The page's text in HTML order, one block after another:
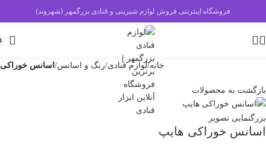
فروشگاه اینترنتی فروش لوازم شیرینی و قنادی بزرگمهر (شهروند)
خانه لوازم قنادی رنگ و اسانس اسانس خوراکی
بازگشت به محصولات
بزرگنمایی تصویر
اسانس خوراکی هایپ